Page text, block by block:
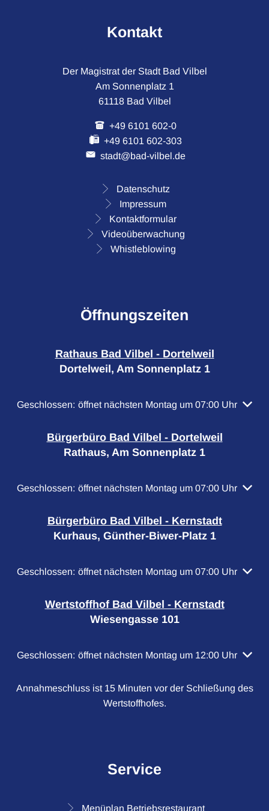
Kontakt
Der Magistrat der Stadt Bad Vilbel
Am Sonnenplatz 1
61118 Bad Vilbel
+49 6101 602-0
+49 6101 602-303
stadt@bad-vilbel.de
Datenschutz
Impressum
Kontaktformular
Videoüberwachung
Whistleblowing
Öffnungszeiten
Rathaus Bad Vilbel - Dortelweil
Dortelweil, Am Sonnenplatz 1
Klicken, um weitere Öffnungs- oder Schließzeiten
Geschlossen: öffnet nächsten Montag um 07:00 Uhr
Bürgerbüro Bad Vilbel - Dortelweil
Rathaus, Am Sonnenplatz 1
Klicken, um weitere Öffnungs- oder Schließzeiten
Geschlossen: öffnet nächsten Montag um 07:00 Uhr
Bürgerbüro Bad Vilbel - Kernstadt
Kurhaus, Günther-Biwer-Platz 1
Klicken, um weitere Öffnungs- oder Schließzeiten
Geschlossen: öffnet nächsten Montag um 07:00 Uhr
Wertstoffhof Bad Vilbel - Kernstadt
Wiesengasse 101
Klicken, um weitere Öffnungs- oder Schließzeiten
Geschlossen: öffnet nächsten Montag um 12:00 Uhr
Annahmeschluss ist 15 Minuten vor der Schließung des
Wertstoffhofes.
Service
Menüplan Betriebsrestaurant